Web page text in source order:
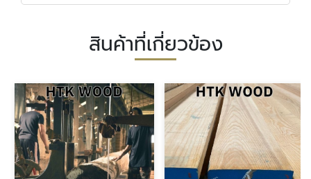
สินค้าที่เกี่ยวข้อง